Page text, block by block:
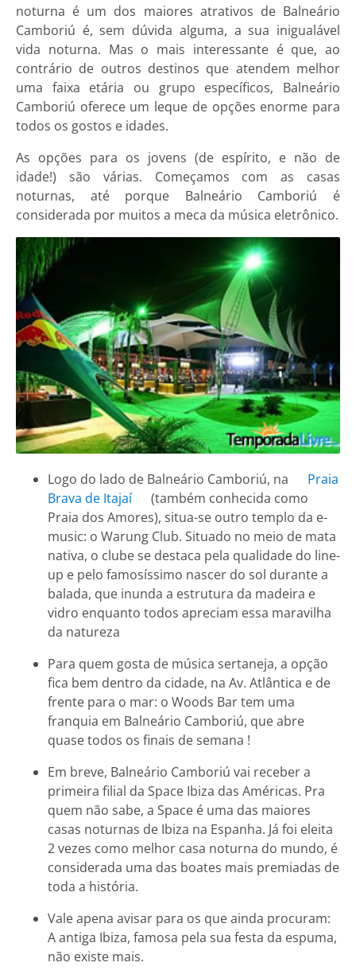
noturna é um dos maiores atrativos de Balneário
Camboriú é, sem dúvida alguma, a sua inigualável
vida noturna. Mas o mais interessante é que, ao
contrário de outros destinos que atendem melhor
uma faixa etária ou grupo específicos, Balneário
Camboriú oferece um leque de opções enorme para
todos os gostos e idades.
As opções para os jovens (de espírito, e não de
idade!) são várias. Começamos com as casas
noturnas, até porque Balneário Camboriú é
considerada por muitos a meca da música eletrônico.
Logo do lado de Balneário Camboriú, na
Praia
Brava de Itajaí
(também conhecida como
Praia dos Amores), situa-se outro templo da e-
music: o Warung Club. Situado no meio de mata
nativa, o clube se destaca pela qualidade do line-
up e pelo famosíssimo nascer do sol durante a
balada, que inunda a estrutura da madeira e
vidro enquanto todos apreciam essa maravilha
da natureza
Para quem gosta de música sertaneja, a opção
fica bem dentro da cidade, na Av. Atlântica e de
frente para o mar: o Woods Bar tem uma
franquia em Balneário Camboriú, que abre
quase todos os finais de semana !
Em breve, Balneário Camboriú vai receber a
primeira filial da Space Ibiza das Américas. Pra
quem não sabe, a Space é uma das maiores
casas noturnas de Ibiza na Espanha. Já foi eleita
2 vezes como melhor casa noturna do mundo, é
considerada uma das boates mais premiadas de
toda a história.
Vale apena avisar para os que ainda procuram:
A antiga Ibiza, famosa pela sua festa da espuma,
não existe mais.